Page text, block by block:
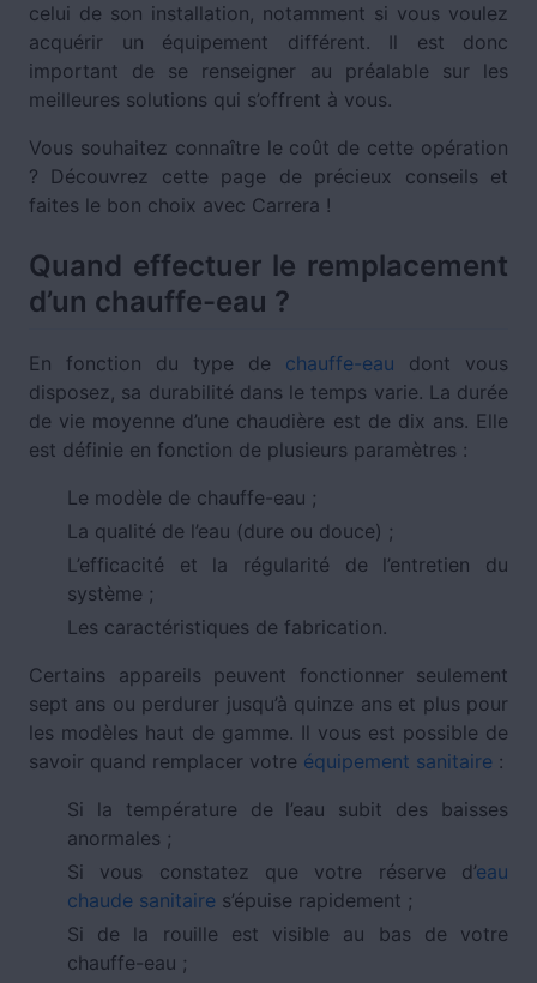
celui de son installation, notamment si vous voulez
acquérir un équipement différent. Il est donc
important de se renseigner au préalable sur les
meilleures solutions qui s’offrent à vous.
Vous souhaitez connaître le coût de cette opération
? Découvrez cette page de précieux conseils et
faites le bon choix avec Carrera !
Quand effectuer le remplacement
d’un chauffe-eau ?
En fonction du type de chauffe-eau dont vous
disposez, sa durabilité dans le temps varie. La durée
de vie moyenne d’une chaudière est de dix ans. Elle
est définie en fonction de plusieurs paramètres :
Le modèle de chauffe-eau ;
La qualité de l’eau (dure ou douce) ;
L’efficacité et la régularité de l’entretien du
système ;
Les caractéristiques de fabrication.
Certains appareils peuvent fonctionner seulement
sept ans ou perdurer jusqu’à quinze ans et plus pour
les modèles haut de gamme. Il vous est possible de
savoir quand remplacer votre équipement sanitaire :
Si la température de l’eau subit des baisses
anormales ;
Si vous constatez que votre réserve d’eau
chaude sanitaire s’épuise rapidement ;
Si de la rouille est visible au bas de votre
chauffe-eau ;